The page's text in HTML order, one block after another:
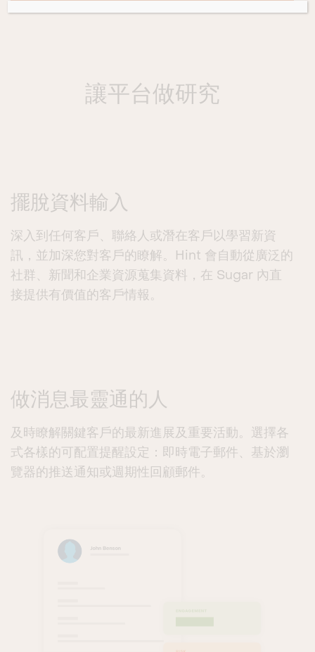
讓平台做研究
擺脫資料輸入
深入到任何客戶、聯絡人或潛在客戶以學習新資
訊，並加深您對客戶的瞭解。Hint 會自動從廣泛的
社群、新聞和企業資源蒐集資料，在 Sugar 內直
接提供有價值的客戶情報。
做消息最靈通的人
及時瞭解關鍵客戶的最新進展及重要活動。選擇各
式各樣的可配置提醒設定：即時電子郵件、基於瀏
覽器的推送通知或週期性回顧郵件。